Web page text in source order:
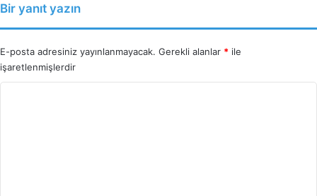
Bir yanıt yazın
E-posta adresiniz yayınlanmayacak. Gerekli alanlar * ile
işaretlenmişlerdir